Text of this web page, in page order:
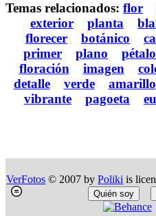
Temas relacionados: flor
exterior
planta
florecer
botánico
primer
plano pétalo
floración
imagen
detalle
verde amarillo
vibrante
pagoeta
VerFotos © 2007 byPoliki is
Quién soy